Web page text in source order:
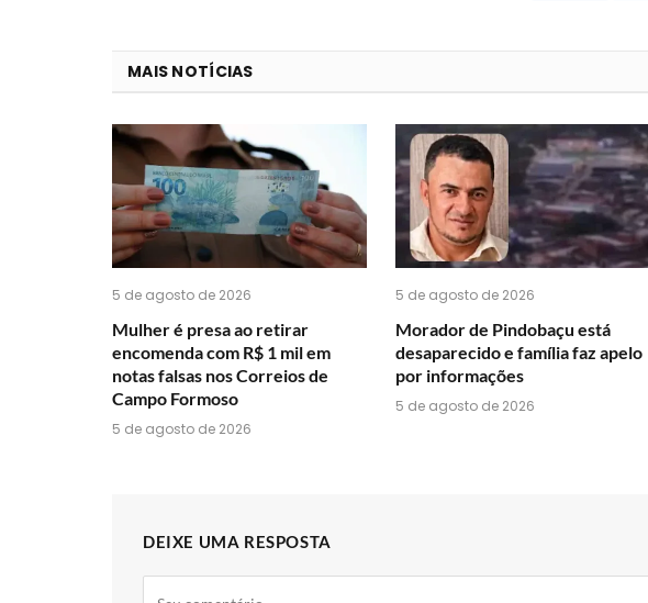
MAIS NOTÍCIAS
5 de agosto de 2026
Mulher é presa ao retirar
encomenda com R$ 1 mil em
notas falsas nos Correios de
Campo Formoso
5 de agosto de 2026
5 de agosto de 2026
Morador de Pindobaçu está
desaparecido e família faz apelo
por informações
5 de agosto de 2026
DEIXE UMA RESPOSTA